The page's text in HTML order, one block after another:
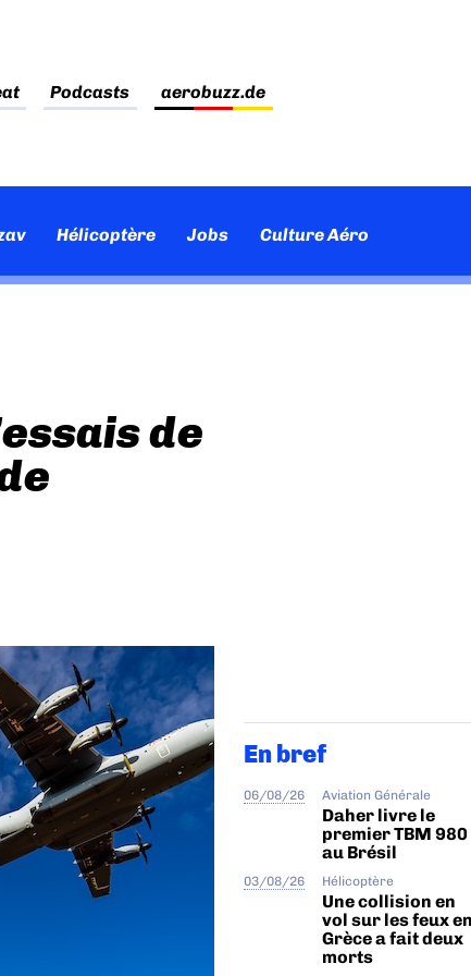
Podcasts aerobuzz.de
Hélicoptère Jobs Culture Aéro
de
En bref
06/08/26 Aviation Générale
Daher livre le
premier TBM 980
au Brésil
03/08/26 Hélicoptère
Une collision en
vol sur les feux en
Grèce a fait deux
morts